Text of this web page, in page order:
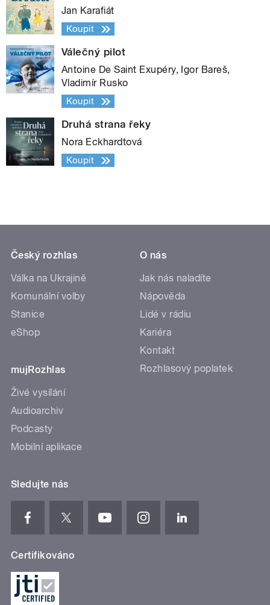
Jan Karafiát
Koupit
Válečný pilot
Antoine De Saint Exupéry, Igor Bareš,
Vladimír Rusko
Koupit
Druhá strana řeky
Nora Eckhardtová
Koupit
Český rozhlas
Válka na Ukrajině
Komunální volby
Stanice
eShop
mujRozhlas
Živé vysílání
Audioarchiv
Podcasty
Mobilní aplikace
O nás
Jak nás naladíte
Nápověda
Lidé v rádiu
Kariéra
Kontakt
Rozhlasový poplatek
Sledujte nás
Certifikováno